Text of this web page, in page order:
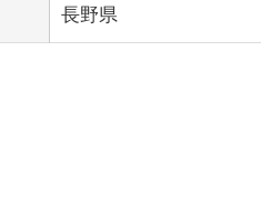
長野県